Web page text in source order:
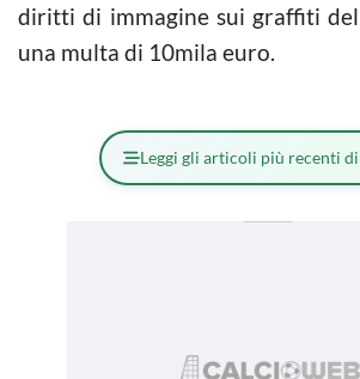
diritti di immagine sui graffiti
una multa di 10mila euro.
Leggi gli articoli più recenti di